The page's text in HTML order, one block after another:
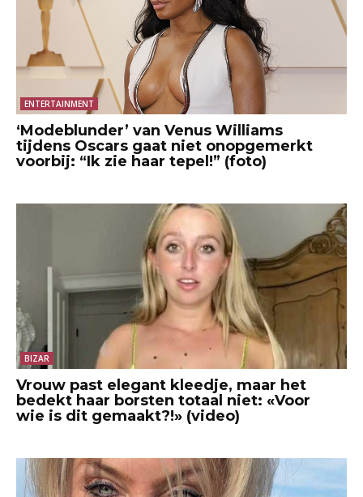
ENTERTAINMENT
‘Modeblunder’ van Venus Williams
tijdens Oscars gaat niet onopgemerkt
voorbij: “Ik zie haar tepel!” (foto)
BIZAR
Vrouw past elegant kleedje, maar het
bedekt haar borsten totaal niet: «Voor
wie is dit gemaakt?!» (video)